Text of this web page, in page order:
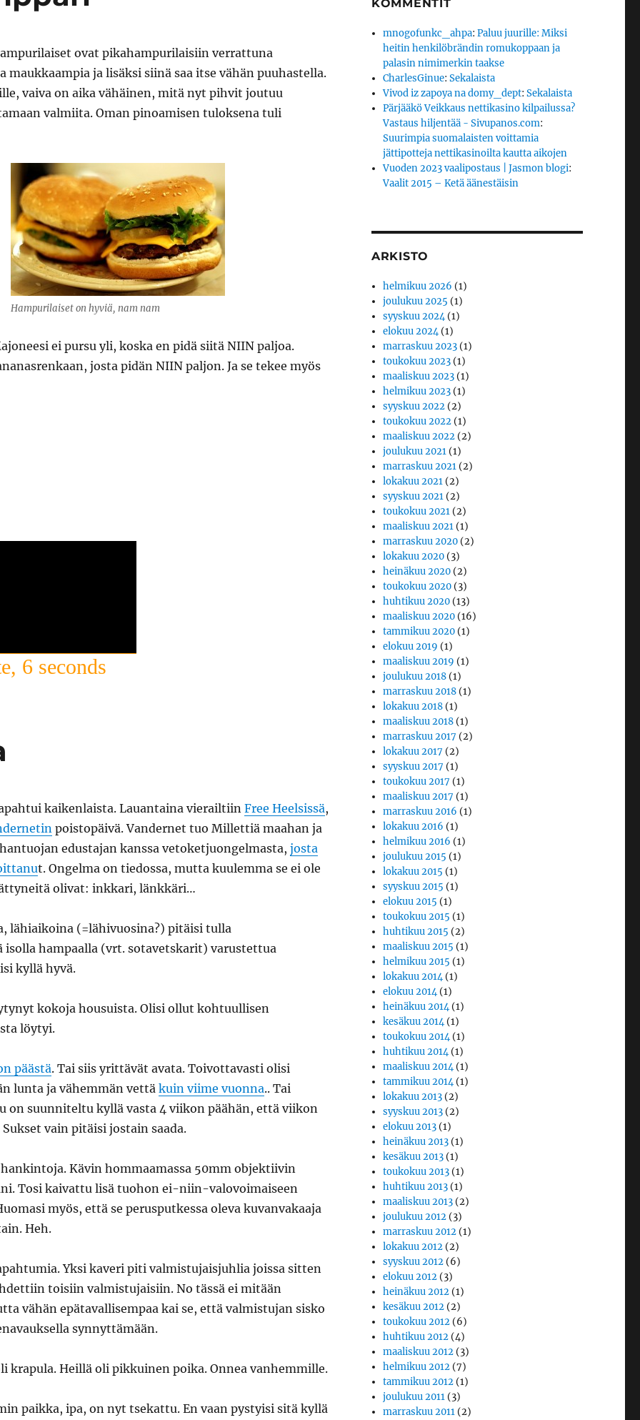
ovat pikahampurilaisiin verrattuna
maukkaampia ja lisäksi siinä saa itse vähän puuhastella.
vaiva on aika vähäinen, mitä nyt pihvit joutuu
valmiita. Oman pinoamisen tuloksena tuli
Hampurilaiset on hyviä, nam nam
ei pursu yli, koska en pidä siitä NIIN paljoa.
josta pidän NIIN paljon. Ja se tekee myös
6 seconds
kaikenlaista. Lauantaina vierailtiin Free Heelsissä,
poistopäivä. Vandernet tuo Millettiä maahan ja
edustajan kanssa vetoketjuongelmasta, josta
t. Ongelma on tiedossa, mutta kuulemma se ei ole
olivat: inkkari, länkkäri…
lähiaikoina (=lähivuosina?) pitäisi tulla
isolla hampaalla (vrt. sotavetskarit) varustettua
kyllä hyvä.
kokoja housuista. Olisi ollut kohtuullisen
löytyi.
päästä. Tai siis yrittävät avata. Toivottavasti olisi
lunta ja vähemmän vettä kuin viime vuonna.. Tai
on suunniteltu kyllä vasta 4 viikon päähän, että viikon
vain pitäisi jostain saada.
Kävin hommaamassa 50mm objektiivin
Tosi kaivattu lisä tuohon ei-niin-valovoimaiseen
myös, että se perusputkessa oleva kuvanvakaaja
Heh.
Yksi kaveri piti valmistujaisjuhlia joissa sitten
toisiin valmistujaisiin. No tässä ei mitään
vähän epätavallisempaa kai se, että valmistujan sisko
synnyttämään.
krapula. Heillä oli pikkuinen poika. Onnea vanhemmille.
paikka, ipa, on nyt tsekattu. En vaan pystyisi sitä kyllä
KOMMENTIT
mnogofunkc_ahpa:Paluu juurille: Miksi
heitin henkilöbrändin romukoppaan ja
palasin nimimerkin taakse
CharlesGinue:Sekalaista
Vivod iz zapoya na domy_dept:Sekalaista
Pärjääkö Veikkaus nettikasino kilpailussa?
Vastaus hiljentää - Sivupanos.com:
Suurimpia suomalaisten voittamia
jättipotteja nettikasinoilta kautta aikojen
Vuoden 2023 vaalipostaus | Jasmon blogi:
Vaalit 2015 – Ketä äänestäisin
ARKISTO
helmikuu 2026 (1)
joulukuu 2025 (1)
syyskuu 2024(1)
elokuu 2024(1)
marraskuu 2023 (1)
toukokuu 2023 (1)
maaliskuu 2023 (1)
helmikuu 2023 (1)
syyskuu 2022 (2)
toukokuu 2022 (1)
maaliskuu 2022 (2)
joulukuu 2021 (1)
marraskuu 2021 (2)
lokakuu 2021 (2)
syyskuu 2021 (2)
toukokuu 2021 (2)
maaliskuu 2021 (1)
marraskuu 2020 (2)
lokakuu 2020 (3)
heinäkuu 2020 (2)
toukokuu 2020 (3)
huhtikuu 2020 (13)
maaliskuu 2020 (16)
tammikuu 2020 (1)
elokuu 2019 (1)
maaliskuu 2019 (1)
joulukuu 2018 (1)
marraskuu 2018 (1)
lokakuu 2018 (1)
maaliskuu 2018 (1)
marraskuu 2017 (2)
lokakuu 2017 (2)
syyskuu 2017 (1)
toukokuu 2017 (1)
maaliskuu 2017 (1)
marraskuu 2016 (1)
lokakuu 2016 (1)
helmikuu 2016 (1)
joulukuu 2015 (1)
lokakuu 2015 (1)
syyskuu 2015 (1)
elokuu 2015 (1)
toukokuu 2015 (1)
huhtikuu 2015 (2)
maaliskuu 2015 (1)
helmikuu 2015 (1)
lokakuu 2014(1)
elokuu 2014(1)
heinäkuu 2014(1)
kesäkuu 2014(1)
toukokuu 2014(1)
huhtikuu 2014(1)
maaliskuu 2014(1)
tammikuu 2014(1)
lokakuu 2013 (2)
syyskuu 2013 (2)
elokuu 2013 (1)
heinäkuu 2013 (1)
kesäkuu 2013 (1)
toukokuu 2013 (1)
huhtikuu 2013 (1)
maaliskuu 2013 (2)
joulukuu 2012 (3)
marraskuu 2012 (1)
lokakuu 2012 (2)
syyskuu 2012 (6)
elokuu 2012 (3)
heinäkuu 2012 (1)
kesäkuu 2012 (2)
toukokuu 2012 (6)
huhtikuu 2012 (4)
maaliskuu 2012 (3)
helmikuu 2012 (7)
tammikuu 2012 (1)
joulukuu 2011 (3)
marraskuu 2011 (2)